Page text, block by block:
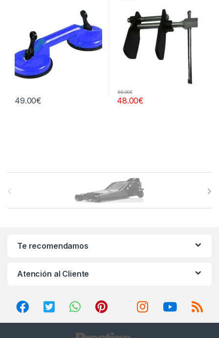
49.00€ 48.00€
68.00€
Te recomendamos
Atención al Cliente